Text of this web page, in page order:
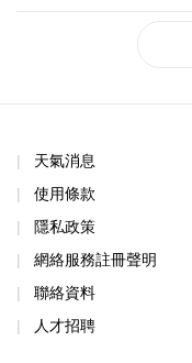
天氣消息
使用條款
隱私政策
網絡服務註冊聲明
聯絡資料
人才招聘